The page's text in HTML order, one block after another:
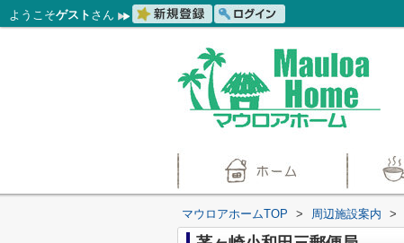
ようこそゲスト さん
マウロアホームTOP > 周辺施設案内 >